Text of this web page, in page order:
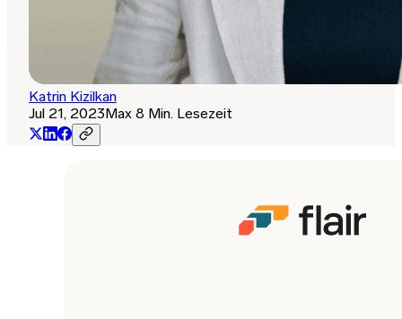
Katrin Kizilkan
Jul 21, 2023Max 8 Min. Lesezeit